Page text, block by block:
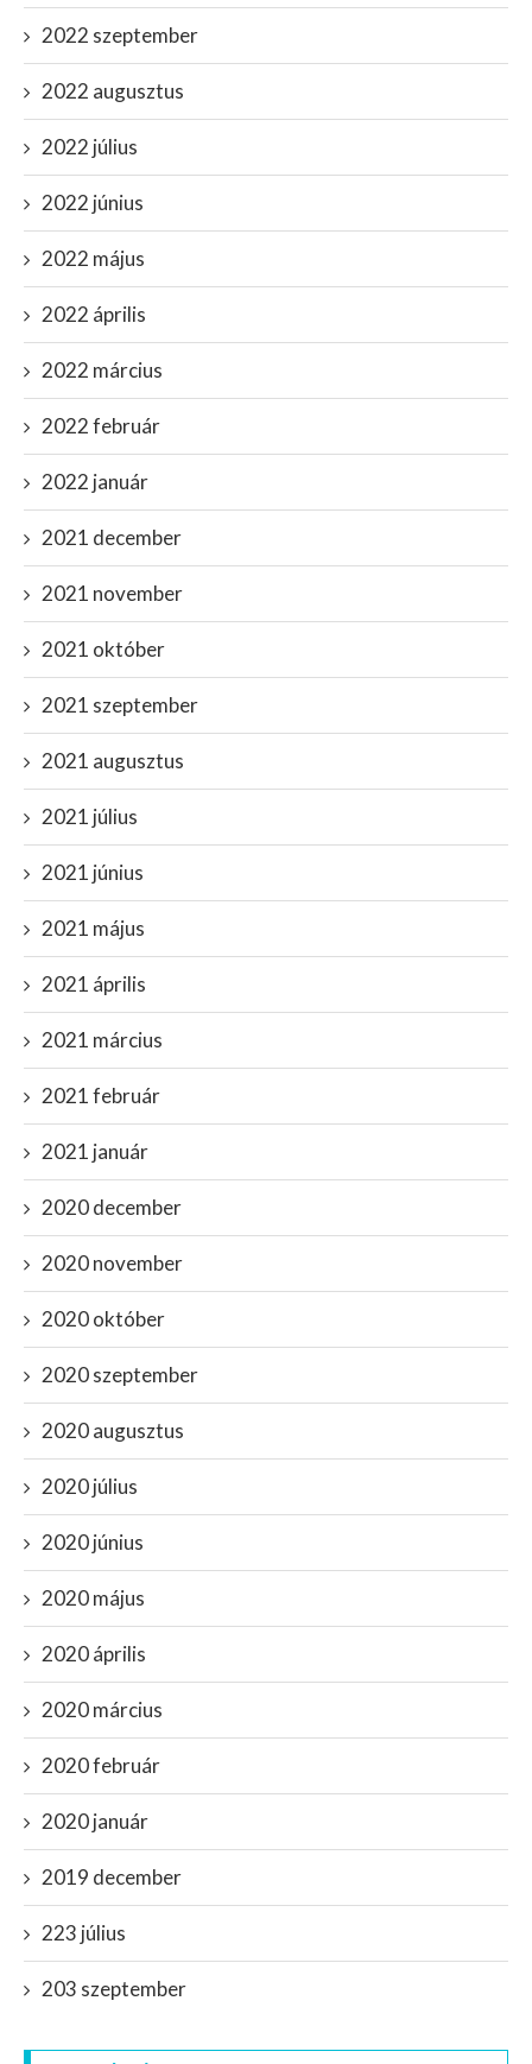
2022 szeptember
2022 augusztus
2022 július
2022 június
2022 május
2022 április
2022 március
2022 február
2022 január
2021 december
2021 november
2021 október
2021 szeptember
2021 augusztus
2021 július
2021 június
2021 május
2021 április
2021 március
2021 február
2021 január
2020 december
2020 november
2020 október
2020 szeptember
2020 augusztus
2020 július
2020 június
2020 május
2020 április
2020 március
2020 február
2020 január
2019 december
223 július
203 szeptember